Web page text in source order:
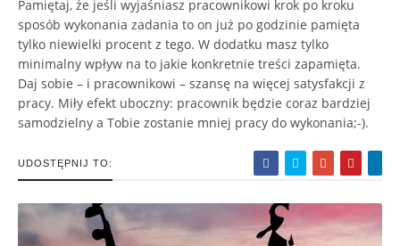
Pamiętaj, że jeśli wyjaśniasz pracownikowi krok po kroku
sposób wykonania zadania to on już po godzinie pamięta
tylko niewielki procent z tego. W dodatku masz tylko
minimalny wpływ na to jakie konkretnie treści zapamięta.
Daj sobie – i pracownikowi – szansę na więcej satysfakcji z
pracy. Miły efekt uboczny: pracownik będzie coraz bardziej
samodzielny a Tobie zostanie mniej pracy do wykonania;-).
UDOSTĘPNIJ TO: